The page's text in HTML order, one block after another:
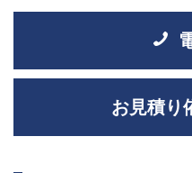
お見積り